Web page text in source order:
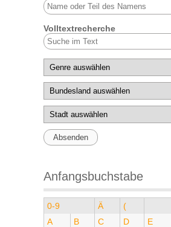
Volltextrecherche
Anfangsbuchstabe
0-9 Ä
(
A
B C D E